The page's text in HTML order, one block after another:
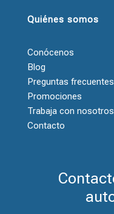
Quiénes somos
Conócenos
Blog
Preguntas frecuentes
Promociones
Trabaja con nosotros
Contacto